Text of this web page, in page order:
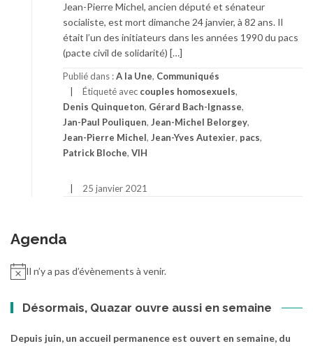
Jean-Pierre Michel, ancien député et sénateur
socialiste, est mort dimanche 24 janvier, à 82 ans. Il
était l’un des initiateurs dans les années 1990 du pacs
(pacte civil de solidarité) […]
Publié dans :A la Une, Communiqués
Étiqueté avec couples homosexuels,
Denis Quinqueton, Gérard Bach-Ignasse,
Jan-Paul Pouliquen, Jean-Michel Belorgey,
Jean-Pierre Michel, Jean-Yves Autexier, pacs,
Patrick Bloche, VIH
25 janvier 2021
Agenda
Il n’y a pas d’évènements à venir.
Désormais, Quazar ouvre aussi en semaine
Depuis juin, un accueil permanence est ouvert en semaine, du